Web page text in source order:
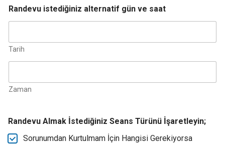
Randevu istediğiniz alternatif gün ve saat
Tarih
Zaman
Randevu Almak İstediğiniz Seans Türünü İşaretleyin;
Sorunumdan Kurtulmam İçin Hangisi Gerekiyorsa